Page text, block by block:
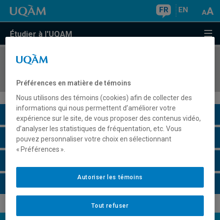
FR EN
Étudier à l'UQAM
COURS//
Description du cours
Horaire - Été 2026
Préférences en matière de témoins
Nous utilisons des témoins (cookies) afin de collecter des
informations qui nous permettent d’améliorer votre
expérience sur le site, de vous proposer des contenus vidéo,
d’analyser les statistiques de fréquentation, etc. Vous
pouvez personnaliser votre choix en sélectionnant
« Préférences ».
Tout refuser
Autoriser les témoins